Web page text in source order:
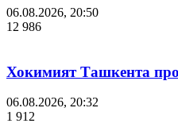
06.08.2026, 20:50
12 986
Хокимият Ташкента
06.08.2026, 20:32
1 912